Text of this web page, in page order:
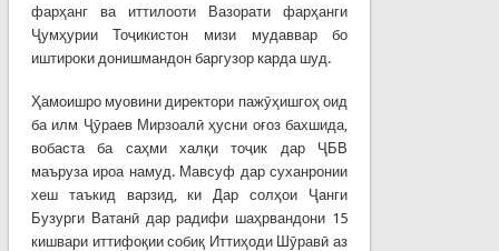
фарҳанг ва иттилооти Вазорати фарҳанги
Ҷумҳурии Тоҷикистон мизи мудаввар бо
иштироки донишмандон баргузор карда шуд.
Ҳамоишро муовини директори пажӯҳишгоҳ оид
ба илм Ҷӯраев Мирзоалӣ ҳусни оғоз бахшида,
вобаста ба саҳми халқи тоҷик дар ҶБВ
маъруза ироа намуд. Мавсуф дар суханронии
хеш таъкид варзид, ки Дар солҳои Ҷанги
Бузурги Ватанӣ дар радифи шаҳрвандони 15
кишвари иттифоқии собиқ Иттиҳоди Шӯравӣ аз